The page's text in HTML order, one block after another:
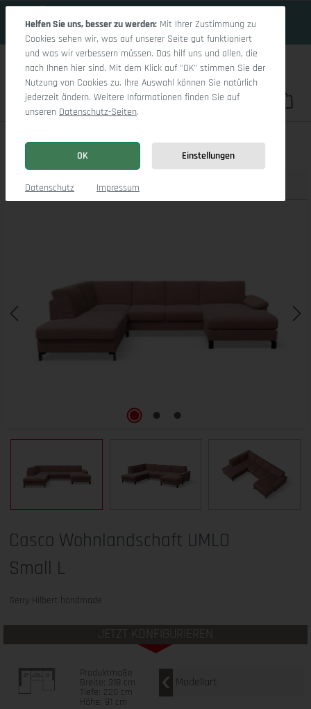
Du hast 0
Casco Wohnlandschaft UMLO Small L
Produktbilder
Casco Wohnlandschaft UMLO
Small L
Gerry Hilbert handmade
JETZT KONFIGURIEREN
Produktmaße
Breite: 318 cm
Tiefe: 220 cm
Höhe: 91 cm
Modellart
Helfen Sie uns, besser zu werden: Mit Ihrer Zustimmung zu
Cookies sehen wir, was auf unserer Seite gut funktioniert
und was wir verbessern müssen. Das hilf uns und allen, die
nach Ihnen hier sind. Mit dem Klick auf "OK" stimmen Sie der
Nutzung von Cookies zu. Ihre Auswahl können Sie natürlich
jederzeit ändern. Weitere Informationen finden Sie auf
unseren Datenschutz-Seiten.
OK Einstellungen
Datenschutz Impressum